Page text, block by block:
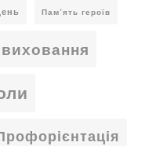
Пам’ять героїв